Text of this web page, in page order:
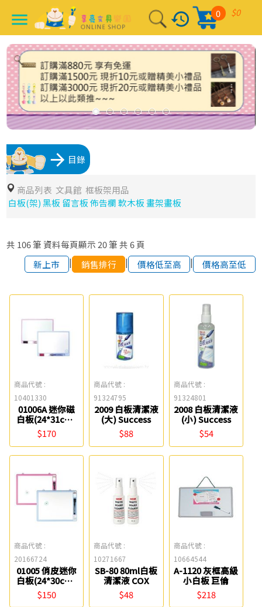
menu history $0
0
arrow_forward 目錄
商品列表 文具館 框板架用品
白板(架) 黑板 留言板 佈告欄 軟木板 畫架畫板
共 106筆 資料每頁顯示 20筆 共 6頁
新上市
| 銷售排行 | 價格低至高 | 價格高至低
商品代號 :
10401330
01006A 迷你磁
白板(24*31cm)
Success
$170
商品代號 :
91324795
2009 白板清潔液
(大) Success
$88
商品代號 :
91324801
2008 白板清潔液
(小) Success
$54
商品代號 :
20166724
01005 俏皮迷你
白板(24*30cm)
Success
$150
商品代號 :
10271667
SB-80 80ml白板
清潔液 COX
$48
商品代號 :
10664544
A-1120 灰框高級
小白板 巨倫
$218